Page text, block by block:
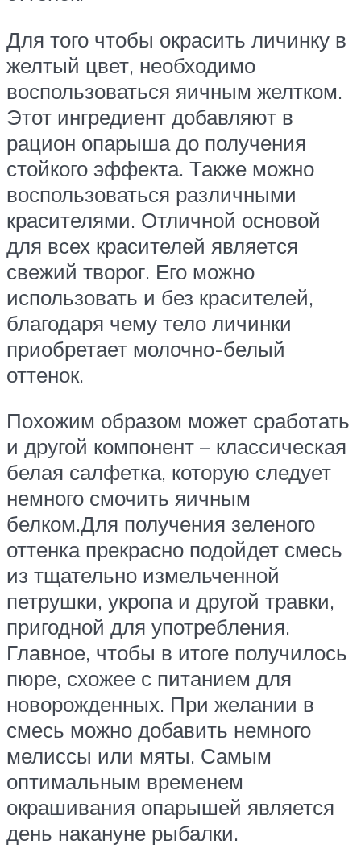
Для того чтобы окрасить личинку в
желтый цвет, необходимо
воспользоваться яичным желтком.
Этот ингредиент добавляют в
рацион опарыша до получения
стойкого эффекта. Также можно
воспользоваться различными
красителями. Отличной основой
для всех красителей является
свежий творог. Его можно
использовать и без красителей,
благодаря чему тело личинки
приобретает молочно-белый
оттенок.
Похожим образом может сработать
и другой компонент – классическая
белая салфетка, которую следует
немного смочить яичным
белком.Для получения зеленого
оттенка прекрасно подойдет смесь
из тщательно измельченной
петрушки, укропа и другой травки,
пригодной для употребления.
Главное, чтобы в итоге получилось
пюре, схожее с питанием для
новорожденных. При желании в
смесь можно добавить немного
мелиссы или мяты. Самым
оптимальным временем
окрашивания опарышей является
день накануне рыбалки.